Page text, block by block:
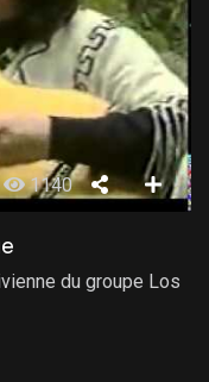
1140
du groupe Los